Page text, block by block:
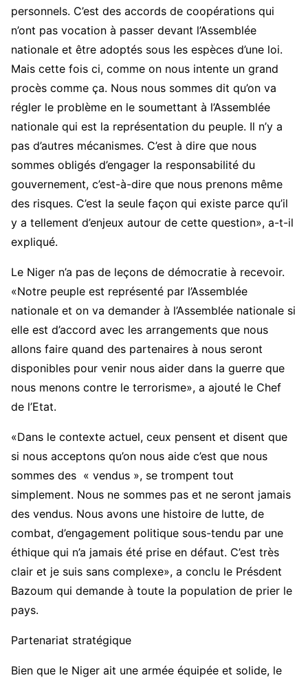
personnels. C’est des accords de coopérations qui
n’ont pas vocation à passer devant l’Assemblée
nationale et être adoptés sous les espèces d’une loi.
Mais cette fois ci, comme on nous intente un grand
procès comme ça. Nous nous sommes dit qu’on va
régler le problème en le soumettant à l’Assemblée
nationale qui est la représentation du peuple. Il n’y a
pas d’autres mécanismes. C’est à dire que nous
sommes obligés d’engager la responsabilité du
gouvernement, c’est-à-dire que nous prenons même
des risques. C’est la seule façon qui existe parce qu’il
y a tellement d’enjeux autour de cette question», a-t-il
expliqué.
Le Niger n’a pas de leçons de démocratie à recevoir.
«Notre peuple est représenté par l’Assemblée
nationale et on va demander à l’Assemblée nationale si
elle est d’accord avec les arrangements que nous
allons faire quand des partenaires à nous seront
disponibles pour venir nous aider dans la guerre que
nous menons contre le terrorisme», a ajouté le Chef
de l’Etat.
«Dans le contexte actuel, ceux pensent et disent que
si nous acceptons qu’on nous aide c’est que nous
sommes des « vendus », se trompent tout
simplement. Nous ne sommes pas et ne seront jamais
des vendus. Nous avons une histoire de lutte, de
combat, d’engagement politique sous-tendu par une
éthique qui n’a jamais été prise en défaut. C’est très
clair et je suis sans complexe», a conclu le Présdent
Bazoum qui demande à toute la population de prier le
pays.
Partenariat stratégique
Bien que le Niger ait une armée équipée et solide, le